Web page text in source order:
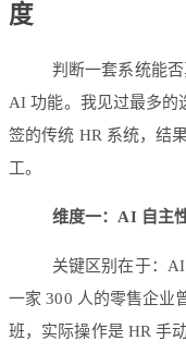
度
判断一套系统能
AI 功能。我见过最多的
签的传统 HR 系统，结
工。
维度一：AI 自主
关键区别在于：
一家 300 人的零售企业
班，实际操作是 HR 手